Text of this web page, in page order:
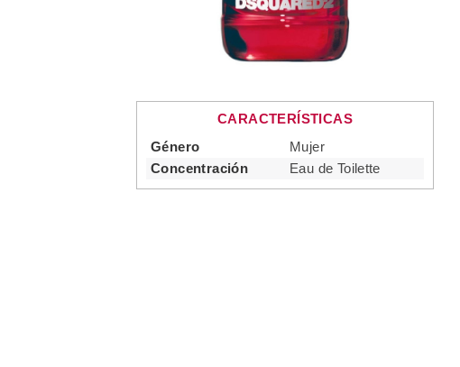
CARACTERÍSTICAS
Género
Mujer
Concentración
Eau de Toilette